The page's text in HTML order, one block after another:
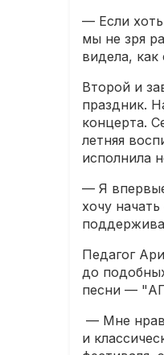
— Если хоть
мы не зря
видела, как
Второй и
праздник.
концерта.
летняя
исполнила
— Я
хочу
Педагог
до
песни —
— Мне
и